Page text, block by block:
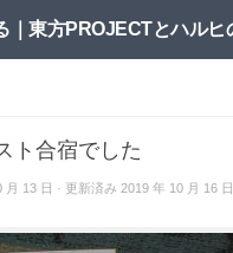
キップ
ト合宿でした
月 13 日 · 更新済み 2019 年 10 月 16 日